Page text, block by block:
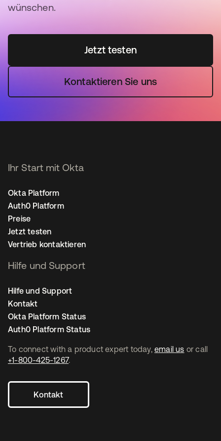
wünschen.
Jetzt testen
Kontaktieren Sie uns
To connect with a product expert today, email us or call
+1-800-425-1267.
Kontakt
Ihr Start mit Okta
Okta Platform
Auth0 Platform
Preise
Jetzt testen
Vertrieb kontaktieren
Hilfe und Support
Hilfe und Support
Kontakt
Okta Platform Status
Auth0 Platform Status